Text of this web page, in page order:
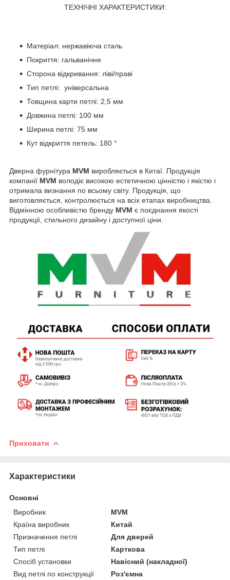
ТЕХНІЧНІ ХАРАКТЕРИСТИКИ:
Матеріал: нержавіюча сталь
Покриття: гальванічне
Сторона відкривання: ліві/праві
Тип петлі: універсальна
Товщина карти петлі: 2,5 мм
Довжина петлі: 100 мм
Ширина петлі: 75 мм
Кут відкриття петель: 180 °
Дверна фурнітура MVM виробляється в Китаї. Продукція
компанії MVM володіє високою естетичною цінністю і якістю і
отримала визнання по всьому світу. Продукція, що
виготовляється, контролюється на всіх етапах виробництва.
Відмінною особливістю бренду MVM є поєднання якості
продукції, стильного дизайну і доступної ціни.
Приховати
Характеристики
Основні
Виробник
MVM
Країна виробник
Китай
Призначення петлі
Для дверей
Тип петлі
Карткова
Спосіб установки
Навісний (накладної)
Вид петлі по конструкції
Роз'ємна